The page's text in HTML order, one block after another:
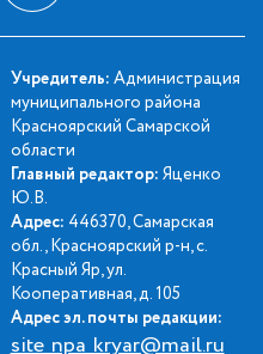
Учредитель: Администрация
муниципального района
Красноярский Самарской
области
Главный редактор: Яценко
Ю.В.
Адрес: 446370, Самарская
обл., Красноярский р-н, с.
Красный Яр, ул.
Кооперативная, д. 105
Адрес эл. почты редакции:
site_npa_kryar@mail.ru